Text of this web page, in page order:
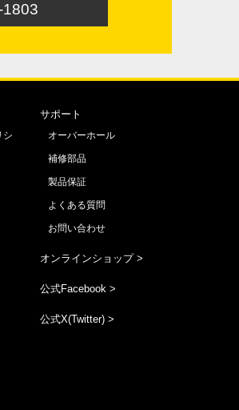
シ
サポート
オーバーホール
補修部品
製品保証
よくある質問
お問い合わせ
オンラインショップ >
公式Facebook >
公式X(Twitter) >